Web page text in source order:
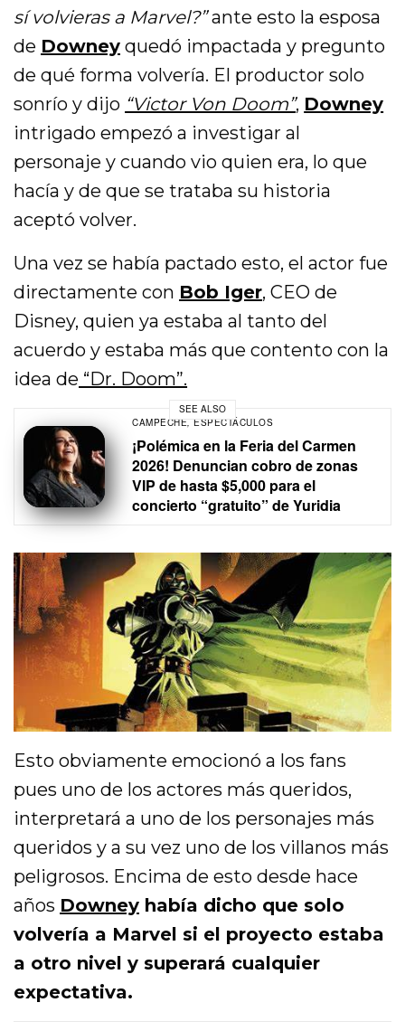
sí volvieras a Marvel?”ante esto la esposa
de Downey quedó impactada y pregunto
de qué forma volvería. El productor solo
sonrío y dijo “Victor Von Doom”, Downey
intrigado empezó a investigar al
personaje y cuando vio quien era, lo que
hacía y de que se trataba su historia
aceptó volver.
Una vez se había pactado esto, el actor fue
directamente con Bob Iger, CEO de
Disney, quien ya estaba al tanto del
acuerdo y estaba más que contento con la
idea de “Dr. Doom”.
SEE ALSO
CAMPECHE ESPECTÁCULOS
¡Polémica en la Feria del Carmen
2026! Denuncian cobro de zonas
VIP de hasta $5,000 para el
concierto “gratuito” de Yuridia
Esto obviamente emocionó a los fans
pues uno de los actores más queridos,
interpretará a uno de los personajes más
queridos y a su vez uno de los villanos más
peligrosos. Encima de esto desde hace
años Downey había dicho que solo
volvería a Marvel si el proyecto estaba
a otro nivel y superará cualquier
expectativa.